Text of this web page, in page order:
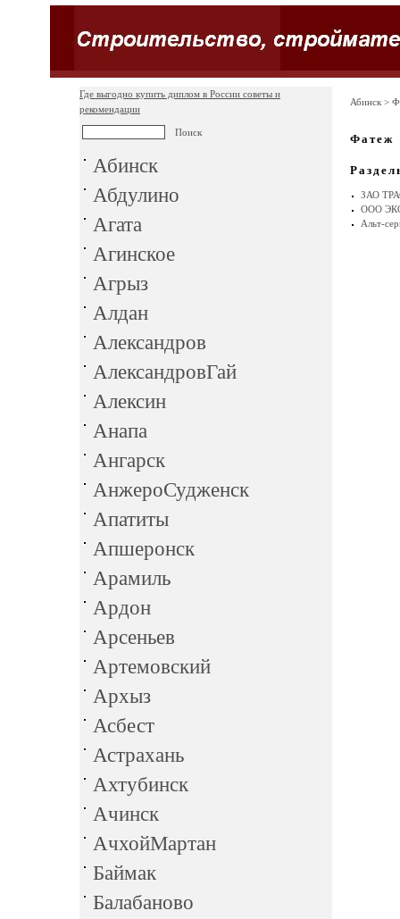
Где выгодно купить диплом в России советы и
рекомендации
Абинск
Абдулино
Агата
Агинское
Агрыз
Алдан
Александров
АлександровГай
Алексин
Анапа
Ангарск
АнжероСудженск
Апатиты
Апшеронск
Арамиль
Ардон
Арсеньев
Артемовский
Архыз
Асбест
Астрахань
Ахтубинск
Ачинск
АчхойМартан
Баймак
Балабаново
Абинск >
Фатеж
ЗАО
ООО
Альт-